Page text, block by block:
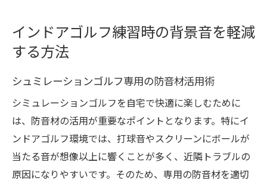
インドアゴルフ練習時の背景音を軽減
する方法
シュミレーションゴルフ専用の防音材活用術
シミュレーションゴルフを自宅で快適に楽しむために
は、防音材の活用が重要なポイントとなります。特にイ
ンドアゴルフ環境では、打球音やスクリーンにボールが
当たる音が想像以上に響くことが多く、近隣トラブルの
原因になりやすいです。そのため、専用の防音材を適切